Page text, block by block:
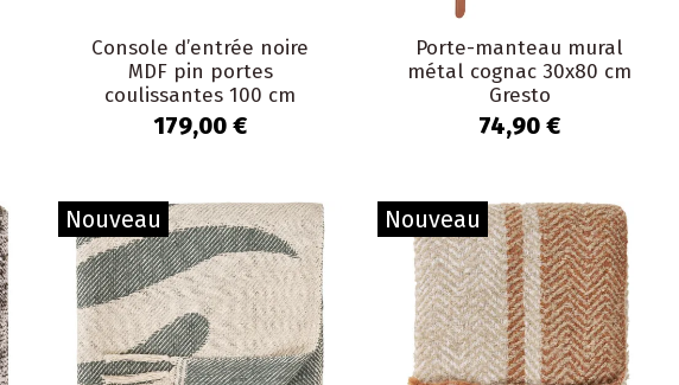
Console d’entrée noire
MDF pin portes
coulissantes 100 cm
Nikko
179,00 €
Porte-manteau mural
métal cognac 30x80 cm
Gresto
74,90 €
Nouveau Nouveau